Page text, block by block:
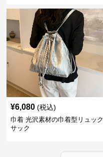
¥6,080 (税込)
巾着 光沢素材の巾着型リュック
サック